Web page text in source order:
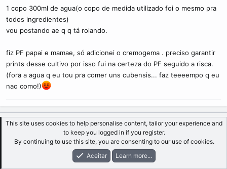
1 copo 300ml de agua(o copo de medida utilizado foi o mesmo pra
todos ingredientes)
vou postando ae q q tá rolando.
fiz PF papai e mamae, só adicionei o cremogema . preciso garantir
prints desse cultivo por isso fui na certeza do PF seguido a risca.
(fora a agua q eu tou pra comer uns cubensis... faz teeeempo q eu
nao como!)
Night Storm
Cogumelo maduro Membro Ativo
This site uses cookies to help personalise content, tailor your experience and
to keep you logged in if you register.
By continuing to use this site, you are consenting to our use of cookies.
Aceitar
Learn more...